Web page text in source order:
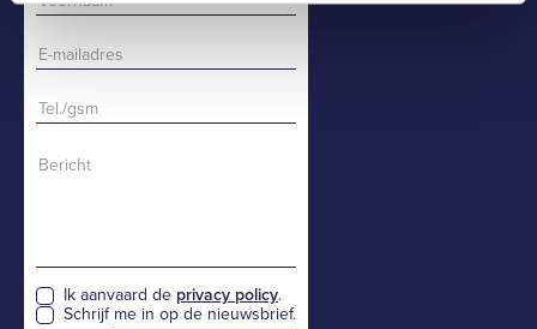
Ik aanvaard de privacy policy.
Schrijf me in op de nieuwsbrief.